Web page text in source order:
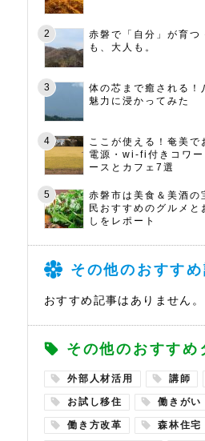
赤磐で「自分」が育
も、大人も。
体の芯まで癒される！
魅力に浸かってみた
ここが使える！奄美で
電源・wi-fi付きコワー
ースとカフェ7選
赤磐市は美食＆美酒の
民おすすめのグルメと
しをレポート
その他のおすすめ
おすすめ記事はありません。
その他のおすすめ
外部人材活用 講師
お試し移住 働きがい
働き方改革 森林住宅